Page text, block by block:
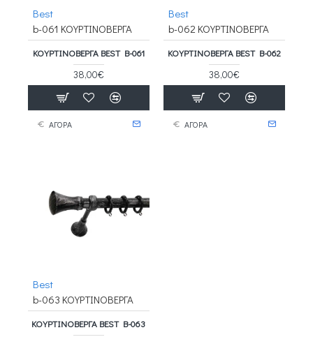
Best
b-061 ΚΟΥΡΤΙΝΟΒΕΡΓΑ
ΚΟΥΡΤΙΝΟΒΕΡΓΑ BEST B-061
38,00€
ΑΓΟΡΑ
Best
b-062 ΚΟΥΡΤΙΝΟΒΕΡΓΑ
ΚΟΥΡΤΙΝΟΒΕΡΓΑ BEST B-062
38,00€
ΑΓΟΡΑ
Best
b-063 ΚΟΥΡΤΙΝΟΒΕΡΓΑ
ΚΟΥΡΤΙΝΟΒΕΡΓΑ BEST B-063